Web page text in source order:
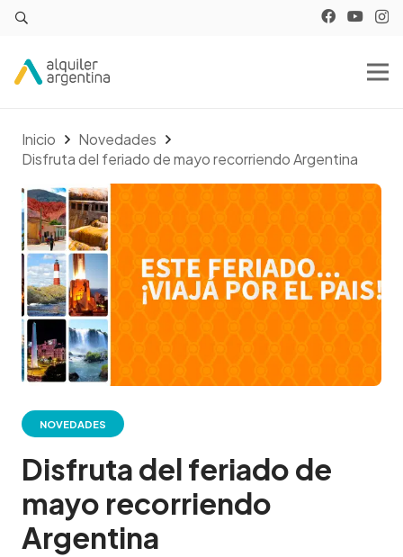
Inicio
Novedades
Disfruta del feriado de mayo recorriendo Argentina
NOVEDADES
Disfruta del feriado de
mayo recorriendo
Argentina